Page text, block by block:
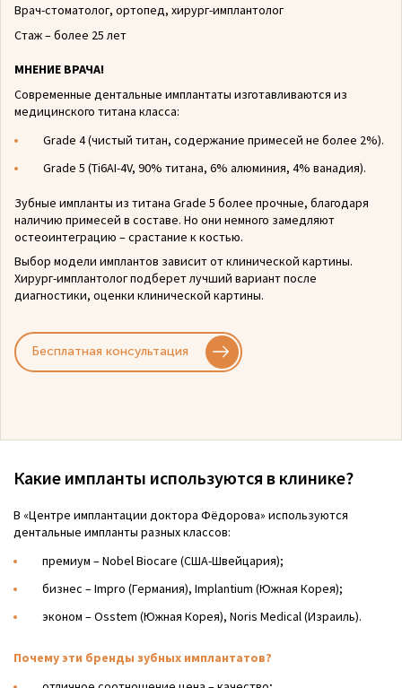
МНЕНИЕ ВРАЧА!
Современные дентальные имплантаты изготавливаются из
медицинского титана класса:
Grade 4 (чистый титан, содержание примесей не более 2%).
Grade 5 (Ti6AI-4V, 90% титана, 6% алюминия, 4% ванадия).
Зубные импланты из титана Grade 5 более прочные, благодаря
наличию примесей в составе. Но они немного замедляют
остеоинтеграцию – срастание к костью.
Выбор модели имплантов зависит от клинической картины.
Хирург-имплантолог подберет лучший вариант после
диагностики, оценки клинической картины.
Бесплатная консультация
Врач-стоматолог, ортопед, хирург-имплантолог
Стаж – более 25 лет
Какие импланты используются в клинике?
В «Центре имплантации доктора Фёдорова» используются
дентальные импланты разных классов:
премиум – Nobel Biocare (США-Швейцария);
бизнес – Impro (Германия), Implantium (Южная Корея);
эконом – Osstem (Южная Корея), Noris Medical (Израиль).
Почему эти бренды зубных имплантатов?